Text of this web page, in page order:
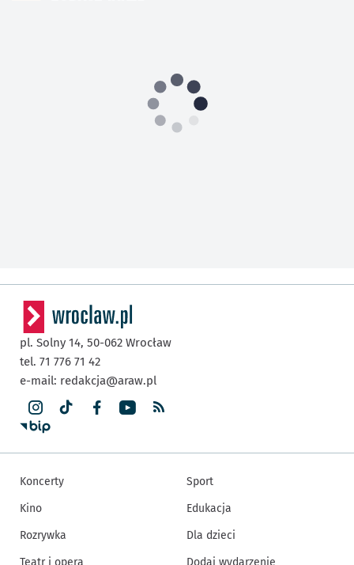
pl. Solny 14, 50-062 Wrocław
tel. 71 776 71 42
e-mail: redakcja@araw.pl
Koncerty
Kino
Rozrywka
Sport
Edukacja
Dla dzieci